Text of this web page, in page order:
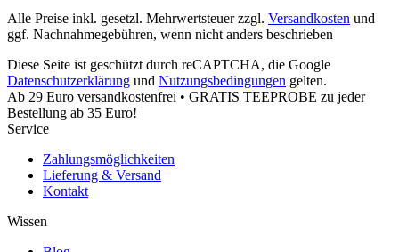
Alle Preise inkl. gesetzl. Mehrwertsteuer zzgl. Versandkosten und
ggf. Nachnahmegebühren, wenn nicht anders beschrieben
Diese Seite ist geschützt durch reCAPTCHA, die Google
Datenschutzerklärung und Nutzungsbedingungen gelten.
Ab 29 Euro versandkostenfrei • GRATIS TEEPROBE zu jeder
Bestellung ab 35 Euro!
Service
Zahlungsmöglichkeiten
Lieferung & Versand
Kontakt
Wissen